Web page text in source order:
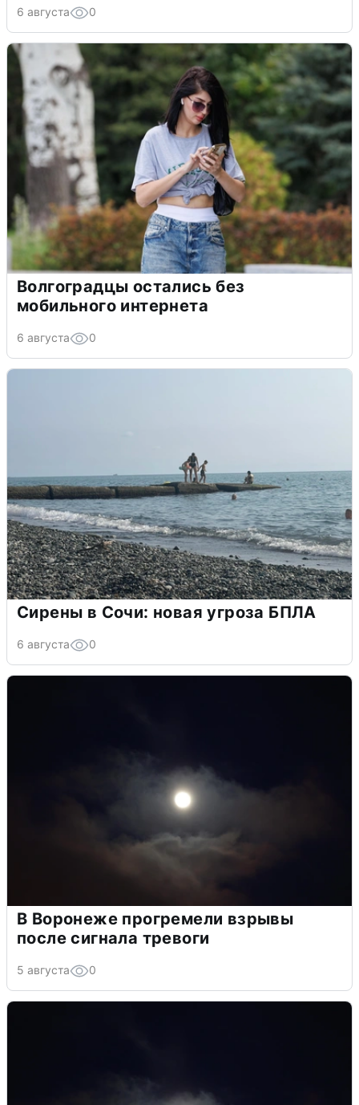
6 августа 0
Волгоградцы остались без
мобильного интернета
6 августа 0
Сирены в Сочи: новая угроза БПЛА
6 августа 0
В Воронеже прогремели взрывы
после сигнала тревоги
5 августа 0